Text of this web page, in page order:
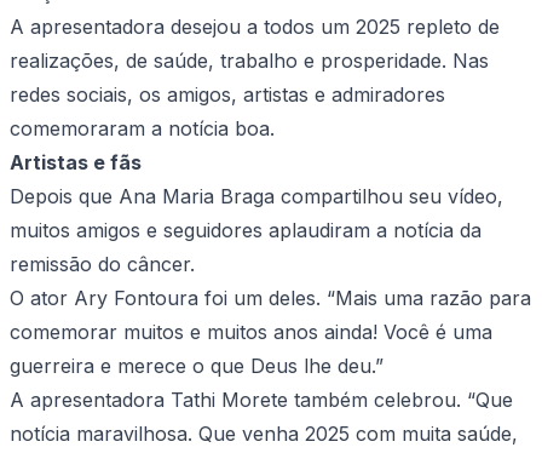
A apresentadora desejou a todos um 2025 repleto de
realizações, de saúde, trabalho e prosperidade. Nas
redes sociais, os amigos, artistas e admiradores
comemoraram a notícia boa.
Artistas e fãs
Depois que Ana Maria Braga compartilhou seu vídeo,
muitos amigos e seguidores aplaudiram a notícia da
remissão do câncer.
O ator Ary Fontoura foi um deles. “Mais uma razão para
comemorar muitos e muitos anos ainda! Você é uma
guerreira e merece o que Deus lhe deu.”
A apresentadora Tathi Morete também celebrou. “Que
notícia maravilhosa. Que venha 2025 com muita saúde,